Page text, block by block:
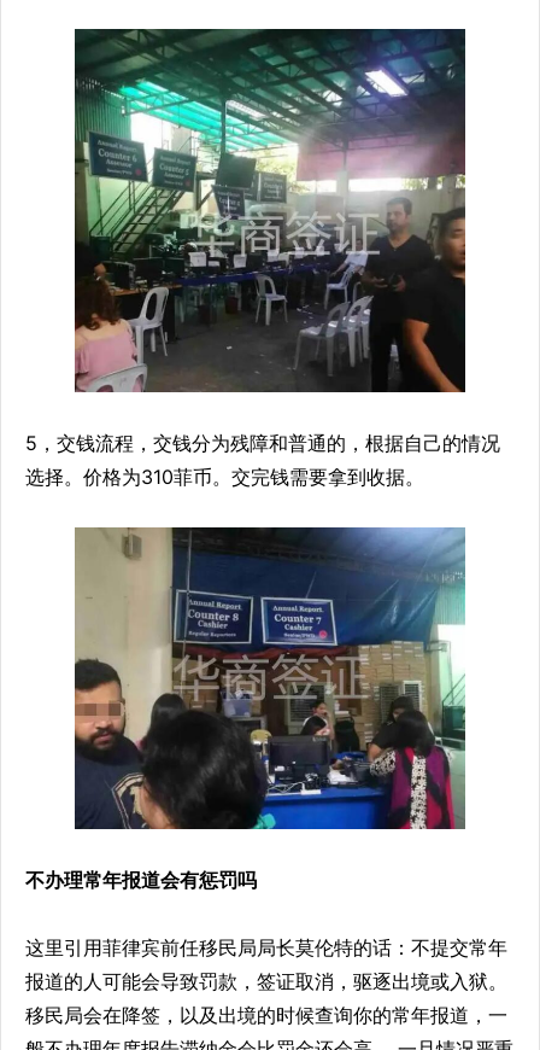
5，交钱流程，交钱分为残障和普通的，根据自己的情况
选择。价格为310菲币。交完钱需要拿到收据。
不办理常年报道会有惩罚吗
这里引用菲律宾前任移民局局长莫伦特的话：不提交常年
报道的人可能会导致罚款，签证取消，驱逐出境或入狱。
移民局会在降签，以及出境的时候查询你的常年报道，一